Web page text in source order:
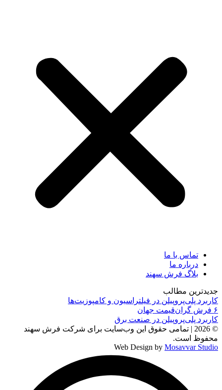
تماس با ما
درباره ما
بلاگ فرش سهند
جدیدترین مطالب
کاربرد پلی‌پروپیلن در فیلتراسیون و کامپوزیت‌ها
۶ فرش گران‌قیمت جهان
کاربرد پلی‌پروپیلن در صنعت برق
© 2026 | تمامی حقوق این وب‌سایت برای شرکت فرش سهند
محفوظ است.
Web Design by Mosavvar Studio